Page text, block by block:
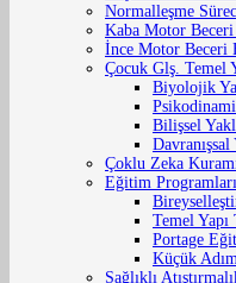
Normalleşme
Kaba Motor
İnce Motor Beceri
Çocuk Glş. Temel
Biyolojik
Bilişsel
Davranışsal
Çoklu Zeka
Eğitim Programları
Temel Yapı
Portage
Küçük
Sağlıklı